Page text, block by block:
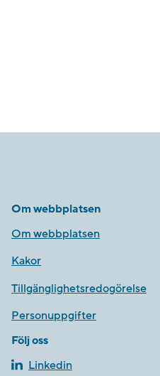
Om webbplatsen
Om webbplatsen
Kakor
Tillgänglighetsredogörelse
Personuppgifter
Följ oss
Linkedin